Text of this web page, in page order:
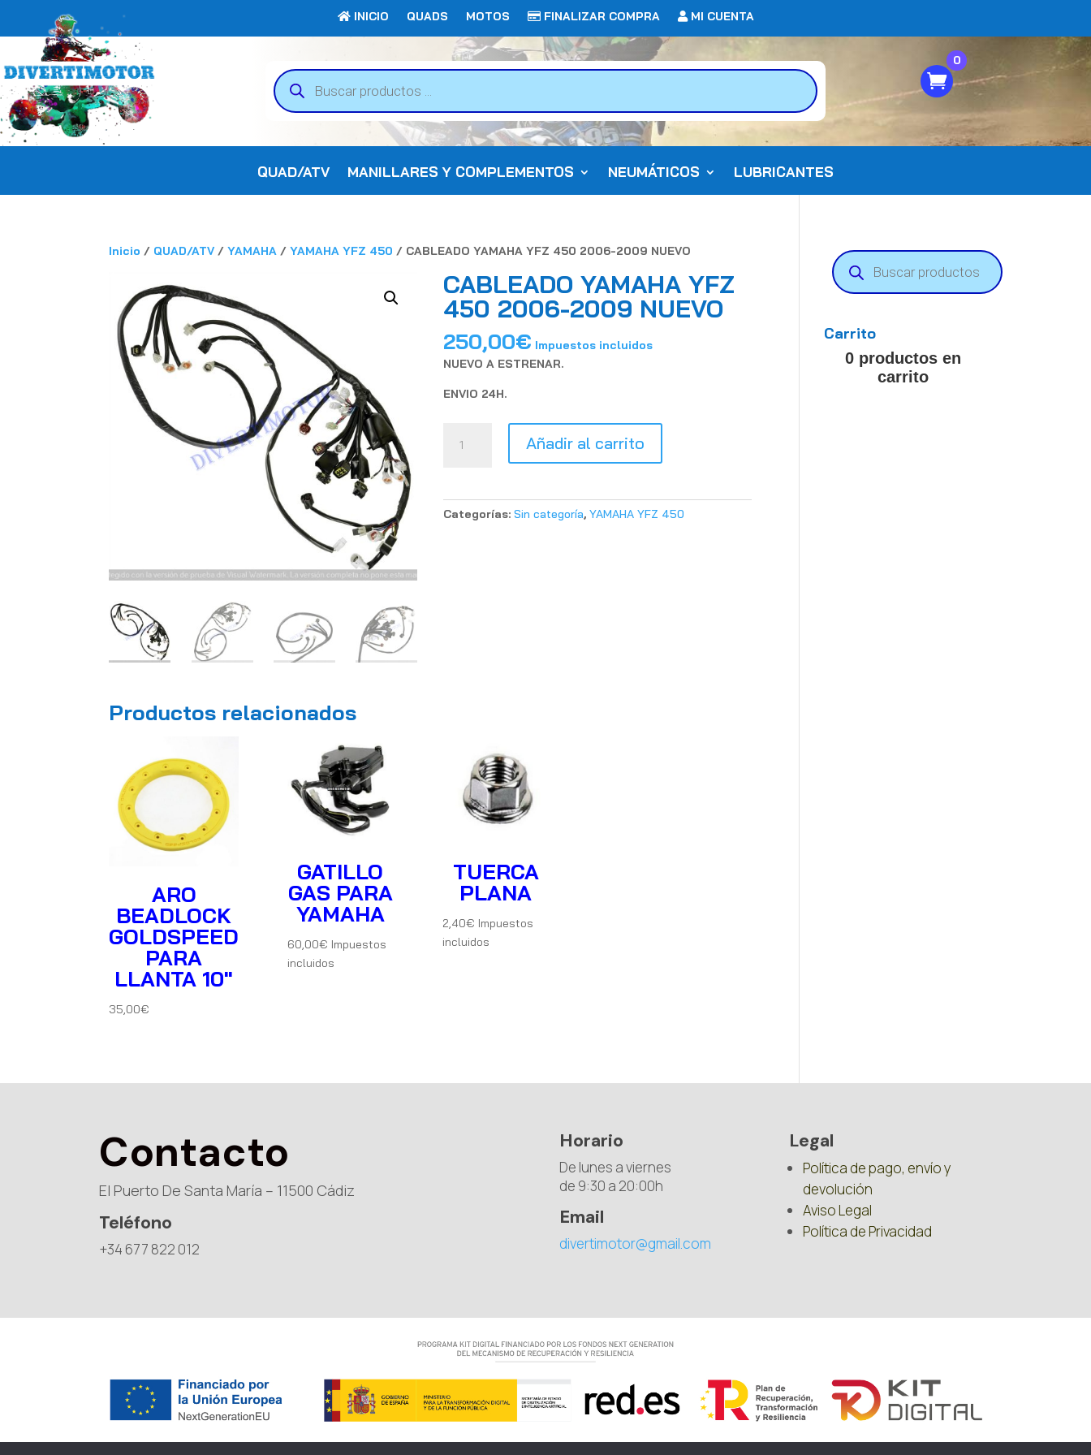
INICIO QUADS MOTOS FINALIZAR COMPRA MI CUENTA
Búsqueda
de
productos
0
QUAD/ATV MANILLARES Y COMPLEMENTOS NEUMÁTICOS LUBRICANTES
Inicio / QUAD/ATV /YAMAHA /YAMAHA YFZ 450 / CABLEADO YAMAHA YFZ 450 2006-2009 NUEVO
CABLEADO YAMAHA YFZ
450 2006-2009 NUEVO
250,00€ Impuestos incluidos
NUEVO A ESTRENAR.
ENVIO 24H.
YAMAHA
2009
Añadir al carrito
Categorías:Sin categoría,YAMAHA YFZ 450
Productos relacionados
ARO
BEADLOCK
GOLDSPEED
PARA
LLANTA 10″
35,00€
GATILLO
GAS PARA
YAMAHA
60,00€ Impuestos
incluidos
TUERCA
PLANA
2,40€ Impuestos
incluidos
Búsqueda
de
productos
Carrito
0 productos en
carrito
Contacto
El Puerto De Santa María – 11500 Cádiz
Teléfono
+34 677 822 012
Horario
De lunes a viernes
de 9:30 a 20:00h
Email
divertimotor@gmail.com
Legal
Política de pago, envío y
devolución
Aviso Legal
Política de Privacidad